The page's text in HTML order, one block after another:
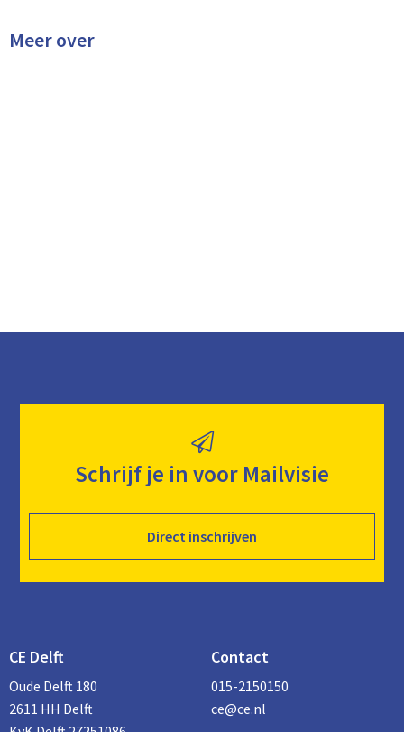
Meer over
Schrijf je in voor Mailvisie
Direct inschrijven
CE Delft
Oude Delft 180
2611 HH Delft
Contact
015-2150150
ce@ce.nl